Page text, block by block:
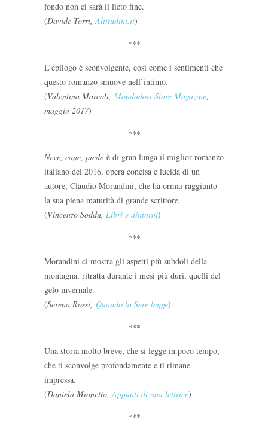
fondo non ci sarà il lieto fine.
(Davide Torri,Altitudini.it)
***
L’epilogo è sconvolgente, così come i sentimenti che
questo romanzo smuove nell’intimo.
(Valentina Marcoli, Mondadori Store Magazine,
maggio 2017)
***
Neve, cane, piede è di gran lunga il miglior romanzo
italiano del 2016, opera concisa e lucida di un
autore, Claudio Morandini, che ha ormai raggiunto
la sua piena maturità di grande scrittore.
(Vincenzo Soddu, Libri e dintorni)
***
Morandini ci mostra gli aspetti più subdoli della
montagna, ritratta durante i mesi più duri, quelli del
gelo invernale.
(Serena Rossi, Quando la Sere legge)
***
Una storia molto breve, che si legge in poco tempo,
che ti sconvolge profondamente e ti rimane
impressa.
(Daniela Mionetto,Appunti di una lettrice)
***